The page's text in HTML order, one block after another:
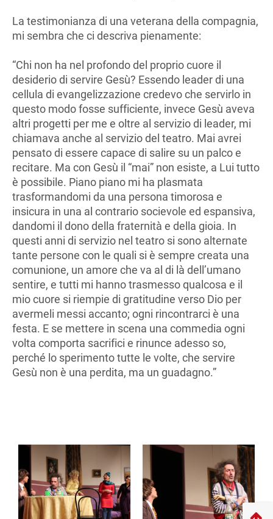
La testimonianza di una veterana della compagnia,
mi sembra che ci descriva pienamente:
“Chi non ha nel profondo del proprio cuore il
desiderio di servire Gesù? Essendo leader di una
cellula di evangelizzazione credevo che servirlo in
questo modo fosse sufficiente, invece Gesù aveva
altri progetti per me e oltre al servizio di leader, mi
chiamava anche al servizio del teatro. Mai avrei
pensato di essere capace di salire su un palco e
recitare. Ma con Gesù il “mai” non esiste, a Lui tutto
è possibile. Piano piano mi ha plasmata
trasformandomi da una persona timorosa e
insicura in una al contrario socievole ed espansiva,
dandomi il dono della fraternità e della gioia. In
questi anni di servizio nel teatro si sono alternate
tante persone con le quali si è sempre creata una
comunione, un amore che va al di là dell’umano
sentire, e tutti mi hanno trasmesso qualcosa e il
mio cuore si riempie di gratitudine verso Dio per
avermeli messi accanto; ogni rincontrarci è una
festa. E se mettere in scena una commedia ogni
volta comporta sacrifici e rinunce adesso so,
perché lo sperimento tutte le volte, che servire
Gesù non è una perdita, ma un guadagno.”